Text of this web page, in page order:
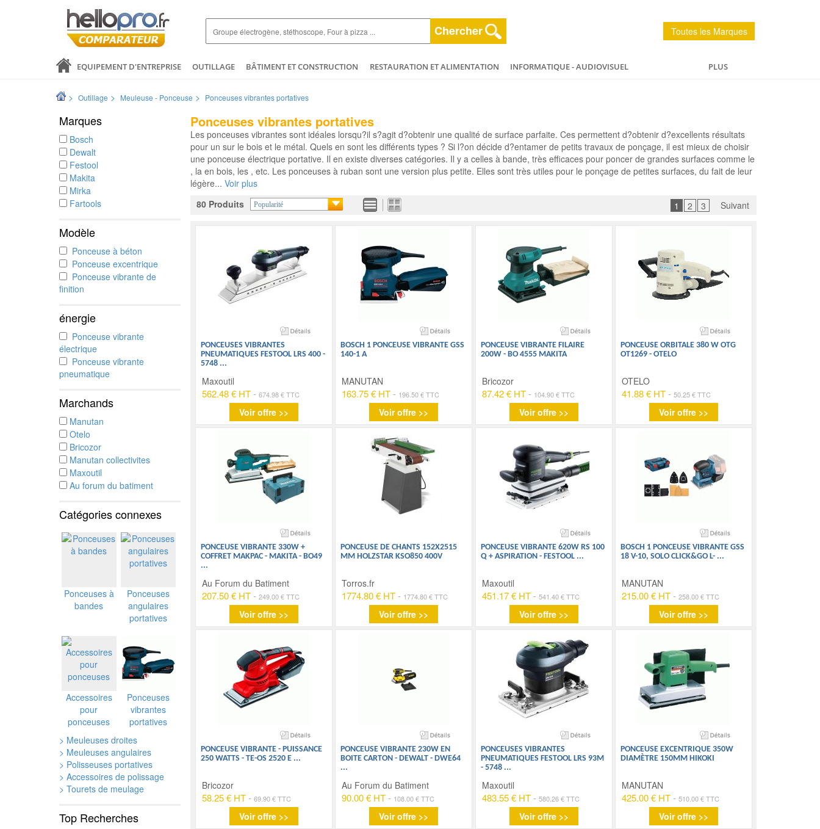
Chercher Toutes les Marques
EQUIPEMENT D'ENTREPRISE OUTILLAGE BÂTIMENT ET CONSTRUCTION RESTAURATION ET ALIMENTATION
INFORMATIQUE - AUDIOVISUEL
PLUS
> Outillage > Meuleuse - Ponceuse > Ponceuses vibrantes portatives
Marques
Bosch
Dewalt
Festool
Makita
Mirka
Fartools
Modèle
Ponceuse à béton
Ponceuse excentrique
Ponceuse vibrante de
finition
énergie
Ponceuse vibrante
électrique
Ponceuse vibrante
pneumatique
Marchands
Manutan
Otelo
Bricozor
Manutan collectivites
Maxoutil
Au forum du batiment
Catégories connexes
Ponceuses à
bandes
Ponceuses
angulaires
portatives
Accessoires
pour
ponceuses
Ponceuses
vibrantes
portatives
> Meuleuses droites
> Meuleuses angulaires
> Polisseuses portatives
> Accessoires de polissage
> Tourets de meulage
Top Recherches
Ponceuses vibrantes portatives
Les ponceuses vibrantes sont idéales lorsqu?il s?agit d?obtenir une qualité de surface parfaite. Ces permettent d?obtenir d?excellents résultats
pour un sur le bois et le métal. Quels en sont les différents types ? Si l?on décide d?entamer de petits travaux de ponçage, il est mieux de choisir
une ponceuse électrique portative. Il en existe diverses catégories. Il y a celles à bande, très efficaces pour poncer de grandes surfaces comme le
, la en bois, les , etc. Les ponceuses à ruban sont une version plus petite. Elles sont très utiles pour le ponçage de petites surfaces, du fait de leur
légère...Voir plus
80 Produits
Popularité 1 2 3 Suivant
PONCEUSES VIBRANTES
PNEUMATIQUES FESTOOL LRS 400 -
5748 ...
Maxoutil
562.48 € HT - 674.98 € TTC
Voir offre >>
BOSCH 1 PONCEUSE VIBRANTE GSS
140-1 A
MANUTAN
163.75 € HT- 196.50 € TTC
Voir offre >>
PONCEUSE VIBRANTE FILAIRE
200W - BO 4555 MAKITA
Bricozor
87.42 € HT - 104.90 € TTC
Voir offre >>
PONCEUSE ORBITALE 380 W OTG
OT1269 - OTELO
OTELO
41.88 € HT-50.25 € TTC
Voir offre >>
PONCEUSE VIBRANTE 330W +
COFFRET MAKPAC - MAKITA - BO49
...
Au Forum du Batiment
207.50 € HT - 249.00 € TTC
Voir offre >>
PONCEUSE DE CHANTS 152X2515
MM HOLZSTAR KSO850 400V
Torros.fr
1774.80 € HT- 1774.80 € TTC
Voir offre >>
PONCEUSE VIBRANTE 620W RS 100
Q + ASPIRATION - FESTOOL ...
Maxoutil
451.17 € HT - 541.40 € TTC
Voir offre >>
BOSCH 1 PONCEUSE VIBRANTE GSS
18 V-10, SOLO CLICK&GO L- ...
MANUTAN
215.00 € HT-258.00 € TTC
Voir offre >>
PONCEUSE VIBRANTE - PUISSANCE
250 WATTS - TE-OS 2520 E ...
Bricozor
58.25 € HT - 69.90 € TTC
Voir offre >>
PONCEUSE VIBRANTE 230W EN
BOITE CARTON - DEWALT - DWE64
...
Au Forum du Batiment
90.00 € HT- 108.00 € TTC
Voir offre >>
PONCEUSES VIBRANTES
PNEUMATIQUES FESTOOL LRS 93M
- 5748 ...
Maxoutil
483.55 € HT - 580.26 € TTC
Voir offre >>
PONCEUSE EXCENTRIQUE 350W
DIAMÈTRE 150MM HIKOKI
MANUTAN
425.00 € HT-510.00 € TTC
Voir offre >>